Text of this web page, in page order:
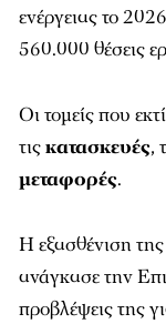
ενέργειας το
560.000 θέσεις
Οι τομείς που
τιςκατασκευές,
μεταφορές.
Η εξασθένιση
ανάγκασε την
προβλέψεις της